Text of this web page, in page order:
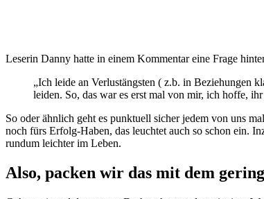
Leserin Danny hatte in einem Kommentar eine Frage
„Ich leide an Verlustängsten ( z.b. in Beziehungen
leiden. So, das war es erst mal von mir, ich hoffe,
So oder ähnlich geht es punktuell sicher jedem von uns
noch fürs Erfolg-Haben, das leuchtet auch so schon ein.
rundum leichter im Leben.
Also, packen wir das mit dem